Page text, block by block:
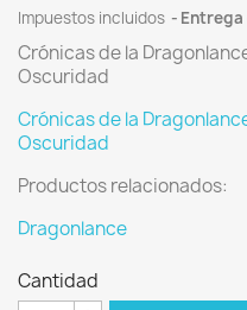
Impuestos incluidos Entrega
Crónicas de la
Oscuridad
Crónicas de la
Oscuridad
Productos relacionados:
Dragonlance
Cantidad